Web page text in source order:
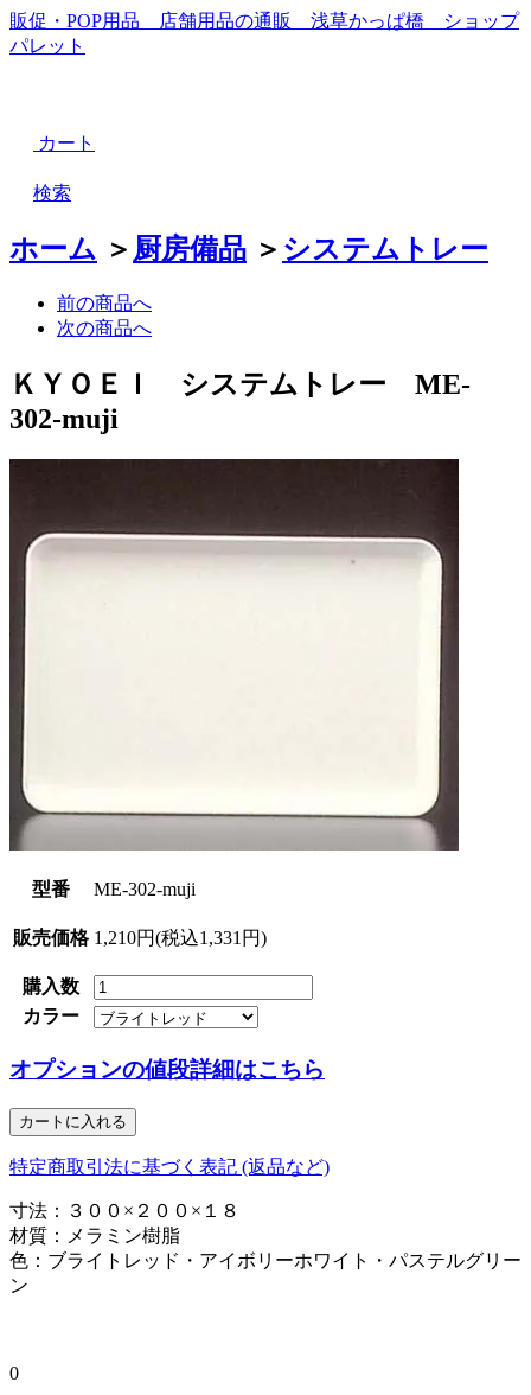
販促・POP用品 店舗用品の通販 浅草かっぱ橋 ショップ
パレット
カート
検索
ホーム ＞ 厨房備品 ＞ システムトレー
前の商品へ
次の商品へ
ＫＹＯＥＩ システムトレー ME-
302-muji
型番 ME-302-muji
販売価格 1,210円(税込1,331円)
購入数
カラー
オプションの値段詳細はこちら
特定商取引法に基づく表記 (返品など)
寸法：３００×２００×１８
材質：メラミン樹脂
色：ブライトレッド・アイボリーホワイト・パステルグリー
ン
0